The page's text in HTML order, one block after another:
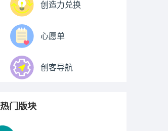
创造力兑换
心愿单
创客导航
热门版块